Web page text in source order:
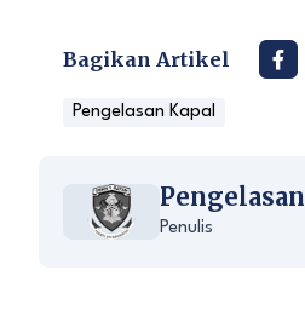
Bagikan Artikel
Pengelasan Kapal
Pengelasan
Penulis